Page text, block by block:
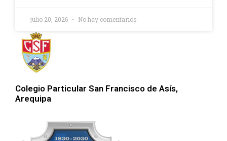
Colegio Particular San Francisco de Asís,
Arequipa
julio 20, 2026 No hay comentarios